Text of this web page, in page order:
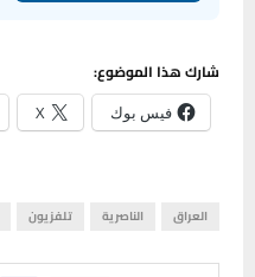
شارك هذا الموضوع:
فيس بوك X
العراق الناصرية تلفزيون